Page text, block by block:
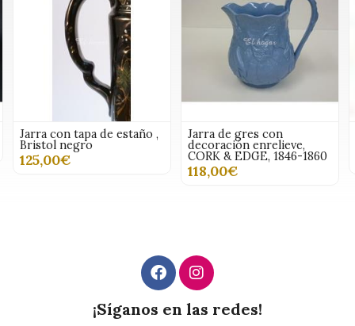
Jarra de gres con
decoración enrelieve,
CORK & EDGE, 1846-1860
118,00€
Jarra loza inglesa Indian
Star, 1861
110,00€
¡Síganos en las redes!